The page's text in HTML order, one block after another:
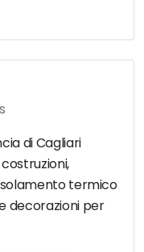
di Cagliari
termico
decorazioni per